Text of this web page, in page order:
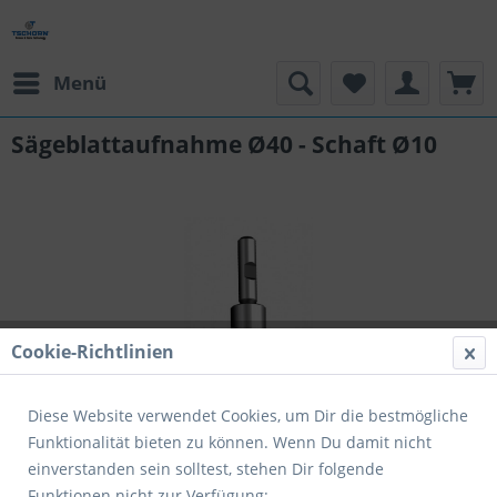
Menü
Sägeblattaufnahme Ø40 - Schaft Ø10
119,61 € *
Cookie-Richtlinien
Diese Website verwendet Cookies, um Dir die bestmögliche
Funktionalität bieten zu können. Wenn Du damit nicht
einverstanden sein solltest, stehen Dir folgende